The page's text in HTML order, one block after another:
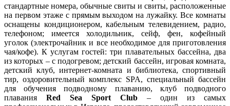
стандартные номера, обычные свиты и свиты, расположенные
на первом этаже с прямым выходом на лужайку. Все комнаты
оснащены кондиционером, кабельным телевидением, радио,
телефоном; имеется холодильник, сейф, фен, кофейный
уголок (электрочайник и все необходимое для приготовления
чая/кофе). К услугам гостей: три плавательных бассейна, два
из которых – с подогревом; детский бассейн, игровая комната,
детский клуб, интернет-комната и библиотека, спортивный
тир, оздоровительный комплекс SPA, специальный бассейн
для обучения подводному плаванию, клуб подводного
плавания Red Sea Sport Club – один из самых